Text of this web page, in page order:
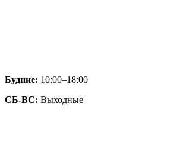
Будние: 10:00–18:00
СБ-ВС: Выходные